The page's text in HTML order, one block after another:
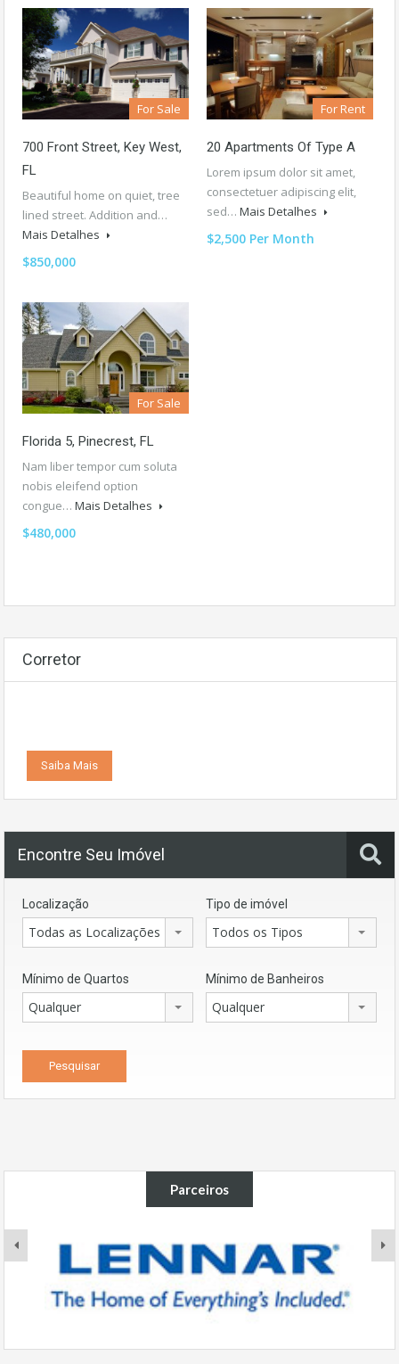
For Sale
700 Front Street, Key West,
FL
Beautiful home on quiet, tree
lined street. Addition and…
Mais Detalhes
$850,000
For Rent
20 Apartments Of Type A
Lorem ipsum dolor sit amet,
consectetuer adipiscing elit,
sed… Mais Detalhes
$2,500 Per Month
For Sale
Florida 5, Pinecrest, FL
Nam liber tempor cum soluta
nobis eleifend option
congue… Mais Detalhes
$480,000
Corretor
Saiba Mais
Encontre Seu Imóvel
Localização
Todas as Localizações
Tipo de imóvel
Todos os Tipos
Mínimo de Quartos
Qualquer
Mínimo de Banheiros
Qualquer
Parceiros